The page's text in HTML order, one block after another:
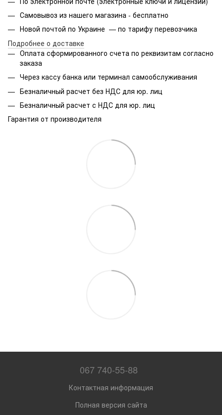
Самовывоз из нашего магазина - бесплатно
Новой почтой по Украине — по тарифу перевозчика
Подробнее о доставке
Оплата сформированного счета по реквизитам согласно
заказа
Через кассу банка или терминал самообслуживания
Безналичный расчет без НДС для юр. лиц
Безналичный расчет с НДС для юр. лиц
Гарантия от производителя
067 740-55-88
Контактная информация
Полная версия сайта